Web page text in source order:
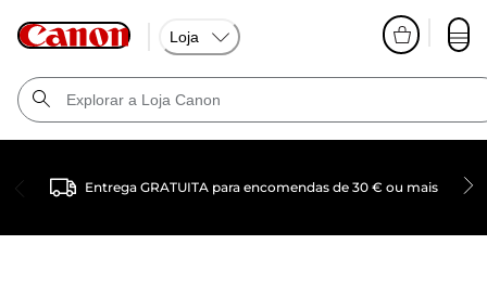
Loja
Entrega GRATUITA para encomendas de 30 € ou mais